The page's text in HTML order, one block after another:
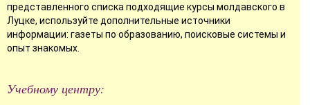
представленного списка подходящие курсы молдавского в
Луцке, используйте дополнительные источники
информации: газеты по образованию, поисковые системы и
опыт знакомых.
Учебному центру: